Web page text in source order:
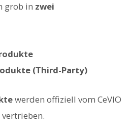
grob in zwei
(Third-Party)
werden offiziell vom CeVIO